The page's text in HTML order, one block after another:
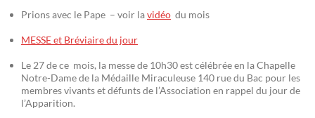
Prions avec le Pape – voir lavidéo du mois
MESSE et Bréviaire du jour
Le 27 de ce mois, la messe de 10h30 est célébrée en la Chapelle
Notre-Dame de la Médaille Miraculeuse 140 rue du Bac pour les
membres vivants et défunts de l’Association en rappel du jour de
l’Apparition.